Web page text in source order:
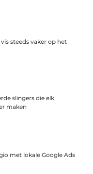
steeds vaker op het
slingers die elk
maken
met lokale Google Ads